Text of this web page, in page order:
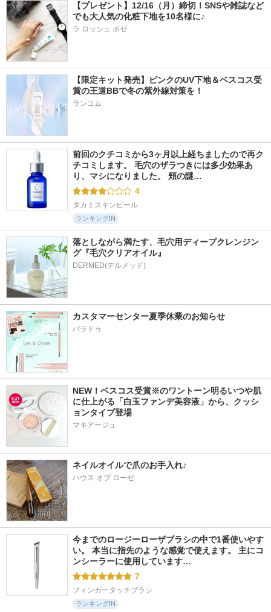
【プレゼント】12/16（月）締切！SNSや雑誌など
でも大人気の化粧下地を10名様に♪
ラ ロッシュ ポゼ
【限定キット発売】ピンクのUV下地＆ベスコス受
賞の王道BBで冬の紫外線対策を！
ランコム
前回のクチコミから3ヶ月以上経ちましたので再ク
チコミします。 毛穴のザラつきには多少効果あ
り、マシになりました。 頬の謎…
4
タカミスキンピール
ランキングIN
落としながら満たす、毛穴用ディープクレンジン
グ『毛穴クリアオイル』
カスタマーセンター夏季休業のお知らせ
パラドゥ
NEW！ベスコス受賞※のワントーン明るいつや肌
に仕上がる「白玉ファンデ美容液」から、クッシ
ョンタイプ登場
マキアージュ
ネイルオイルで爪のお手入れ♪
ハウス オブ ローゼ
今までのロージーローザブラシの中で1番使いやす
い。 本当に指先のような感覚で使えます。 主にコ
ンシーラーに使用しています…
7
フィンガータッチブラシ
ランキングIN